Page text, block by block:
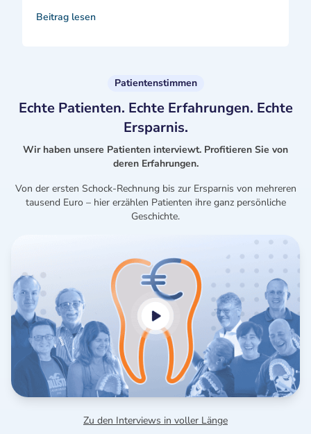
Beitrag lesen
Patientenstimmen
Echte Patienten. Echte Erfahrungen. Echte
Ersparnis.
Wir haben unsere Patienten interviewt. Profitieren Sie von
deren Erfahrungen.
Von der ersten Schock-Rechnung bis zur Ersparnis von mehreren
tausend Euro – hier erzählen Patienten ihre ganz persönliche
Geschichte.
Zu den Interviews in voller Länge